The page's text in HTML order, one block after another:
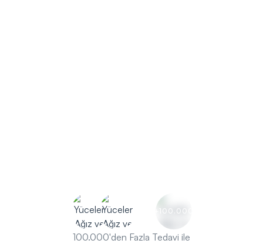
+100.000
100.000'den Fazla Tedavi ile